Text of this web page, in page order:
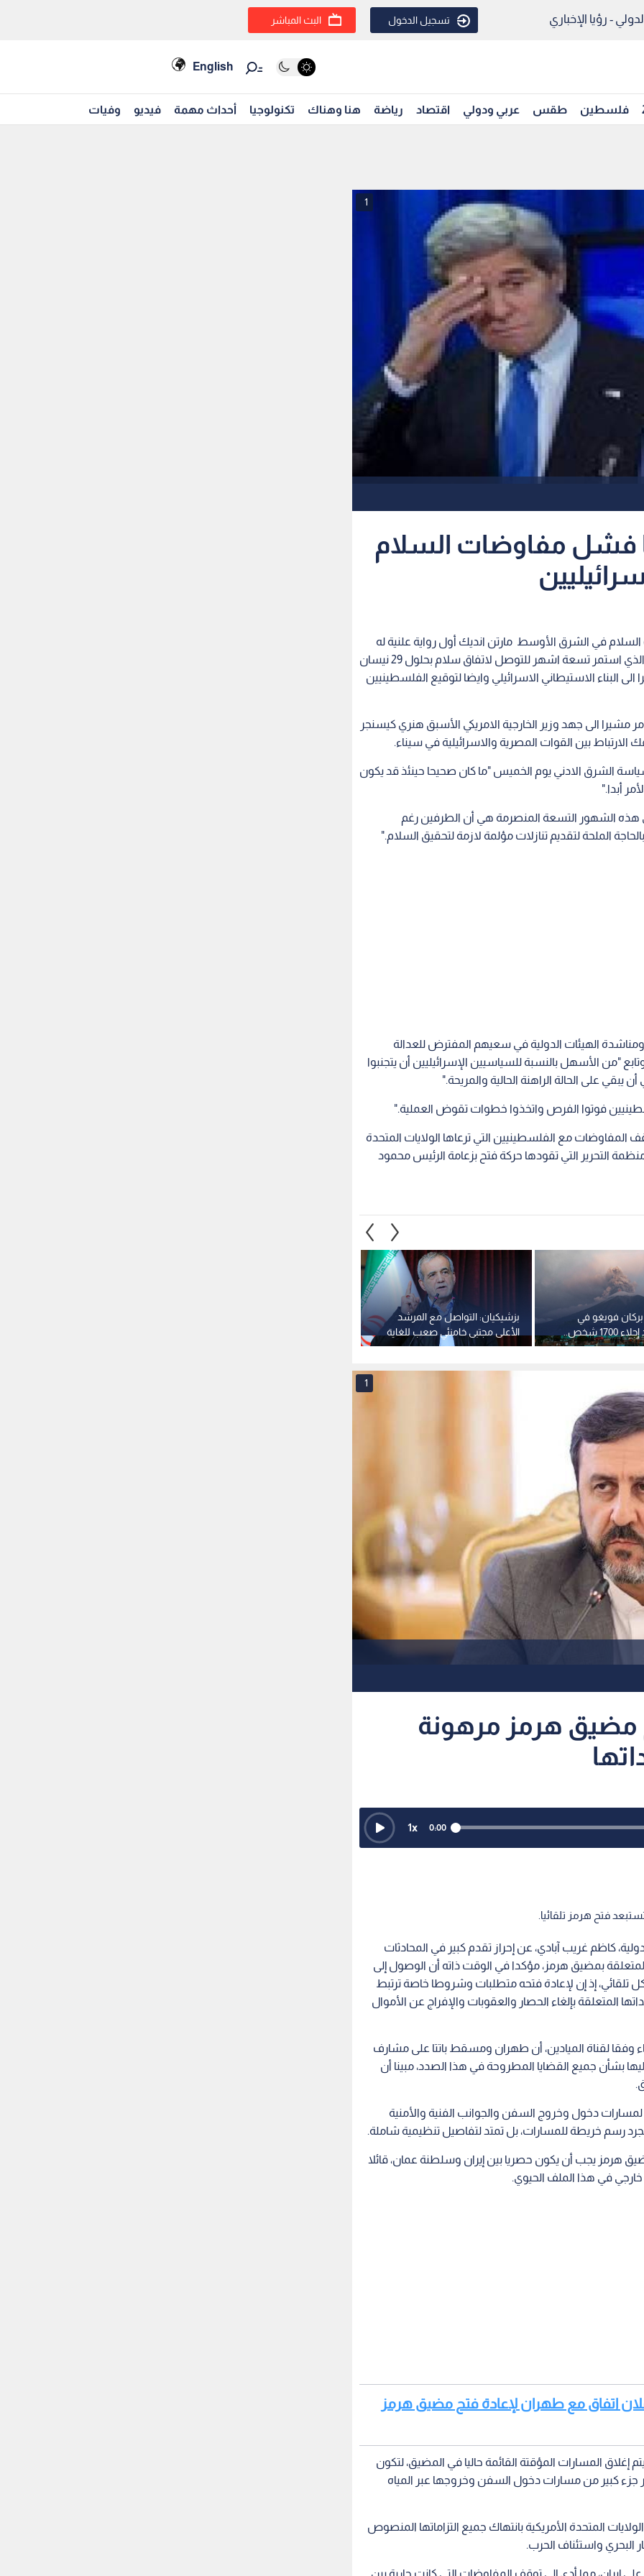
- رؤيا الإخباري تسجيل الدخول البث المباشر
English
فلسطين طقس عربي ودولي اقتصاد رياضة هنا وهناك تكنولوجيا أحداث مهمة فيديو وفيات
1
فشل مفاوضات السلام
في الشرق الأوسط مارتن انديك أول رواية علنية له
عن الجهد الفاشل لوزير الخارجية الأمريكي جون كيري الذي استمر تسعة اشهر للتوصل لاتفاق سلام بحلول 29 نيسان
البناء الاستيطاني الاسرائيلي وايضا لتوقيع الفلسطينيين
مشيرا الى جهد وزير الخارجية الامريكي الأسبق هنري كيسنجر
الشرق الادني يوم الخميس "ما كان صحيحا حينئذ قد يكون
أبدا."
الشهور التسعة المنصرمة هي أن الطرفين رغم
الملحة لتقديم تنازلات مؤلمة لازمة لتحقيق السلام."
الهيئات الدولية في سعيهم المفترض للعدالة
"من الأسهل بالنسبة للسياسيين الإسرائيليين أن يتجنبوا
يبقي على الحالة الراهنة الحالية والمريحة."
فوتوا الفرص واتخذوا خطوات تقوض العملية."
المفاوضات مع الفلسطينيين التي ترعاها الولايات المتحدة
منظمة التحرير التي تقودها حركة فتح بزعامة الرئيس محمود
بزشيكيان: التواصل مع المرشد
الأعلى مجتبى خامنئي صعب للغاية
في الوقت الراهن
بركان فويغو في
غواتيمالا بعد إجلاء 1700 شخص..
1
مضيق هرمز مرهونة
0:00
1x
فتح هرمز تلقائيا.
كاظم غريب آبادي، عن إحراز تقدم كبير في المحادثات
بمضيق هرمز، مؤكدا في الوقت ذاته أن الوصول إلى
إذ إن لإعادة فتحه متطلبات وشروطا خاصة ترتبط
المتعلقة بإلغاء الحصار والعقوبات والإفراج عن الأموال
وفقا لقناة الميادين، أن طهران ومسقط باتتا على مشارف
بشأن جميع القضايا المطروحة في هذا الصدد، مبينا أن
دخول وخروج السفن والجوانب الفنية والأمنية
رسم خريطة للمسارات، بل تمتد لتفاصيل تنظيمية شاملة.
هرمز يجب أن يكون حصريا بين إيران وسلطنة عمان، قائلا
في هذا الملف الحيوي.
اتفاق مع طهران لإعادة فتح مضيق هرمز
إغلاق المسارات المؤقتة القائمة حاليا في المضيق، لتكون
جزء كبير من مسارات دخول السفن وخروجها عبر المياه
المتحدة الأمريكية بانتهاك جميع التزاماتها المنصوص
البحري واستئناف الحرب.